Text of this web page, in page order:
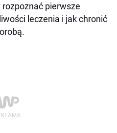
pierwsze
leczenia i jak chronić